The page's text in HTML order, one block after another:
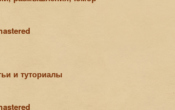
и туториалы